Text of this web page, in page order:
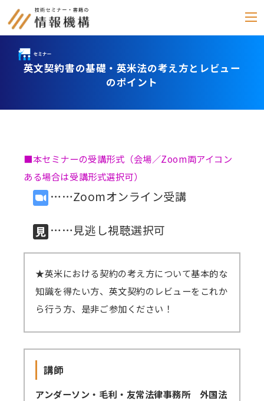
セミナー
e-ラーニング
「化学物質管理」
セミナーアーカイブ
動画配信・DVD
講師派遣
(社内研修)
コラム・取材
お申し込み・振込要領
英文契約書の基礎・英米法の考え方とレビュー
のポイント
■本セミナーの受講形式（会場／Zoom両アイコン
ある場合は受講形式選択可）
……Zoomオンライン受講
……見逃し視聴選択可
★英米における契約の考え方について基本的な
知識を得たい方、英文契約のレビューをこれか
ら行う方、是非ご参加ください！
講師
アンダーソン・毛利・友常法律事務所 外国法